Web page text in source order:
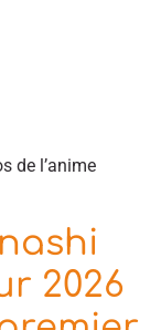
de l’anime
2026